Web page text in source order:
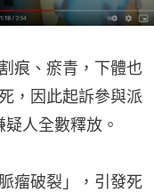
痕、瘀青，下體也
，因此起訴參與派
人全數釋放。
瘤破裂」，引發死